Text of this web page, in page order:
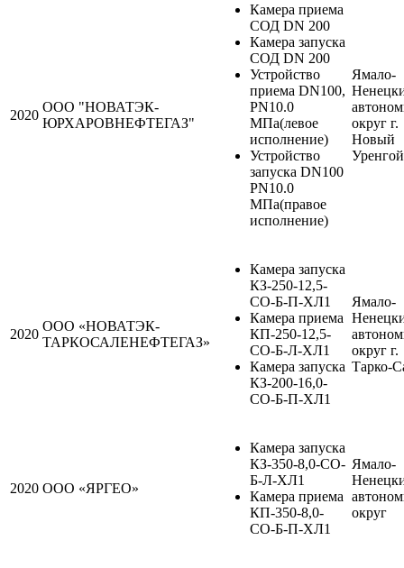
2020
ООО "НОВАТЭК-
ЮРХАРОВНЕФТЕГАЗ"
Камера приема
СОД DN 200
Камера запуска
СОД DN 200
Устройство
приема DN100,
PN10.0
МПа(левое
исполнение)
Устройство
запуска DN100
PN10.0
МПа(правое
исполнение)
Ямало-
округ г.
Новый
Уренгой
2020
ООО «НОВАТЭК-
ТАРКОСАЛЕНЕФТЕГАЗ»
Камера запуска
КЗ-250-12,5-
СО-Б-П-ХЛ1
Камера приема
КП-250-12,5-
СО-Б-Л-ХЛ1
Камера запуска
КЗ-200-16,0-
СО-Б-П-ХЛ1
Ямало-
округ г.
Тарко-
2020 ООО «ЯРГЕО»
Камера запуска
КЗ-350-8,0-СО-
Б-Л-ХЛ1
Камера приема
КП-350-8,0-
СО-Б-П-ХЛ1
Ямало-
округ